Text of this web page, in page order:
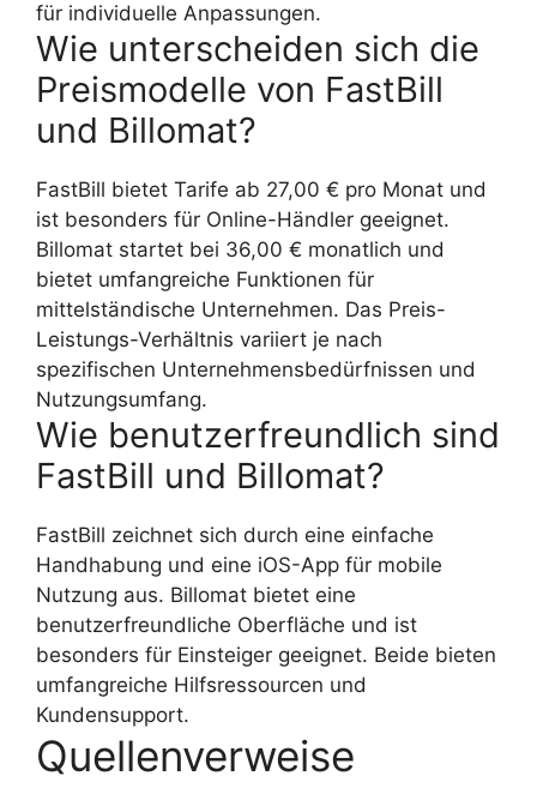
für individuelle Anpassungen.
Wie unterscheiden sich die
Preismodelle von FastBill
und Billomat?
FastBill bietet Tarife ab 27,00 € pro Monat und
ist besonders für Online-Händler geeignet.
Billomat startet bei 36,00 € monatlich und
bietet umfangreiche Funktionen für
mittelständische Unternehmen. Das Preis-
Leistungs-Verhältnis variiert je nach
spezifischen Unternehmensbedürfnissen und
Nutzungsumfang.
Wie benutzerfreundlich sind
FastBill und Billomat?
FastBill zeichnet sich durch eine einfache
Handhabung und eine iOS-App für mobile
Nutzung aus. Billomat bietet eine
benutzerfreundliche Oberfläche und ist
besonders für Einsteiger geeignet. Beide bieten
umfangreiche Hilfsressourcen und
Kundensupport.
Quellenverweise